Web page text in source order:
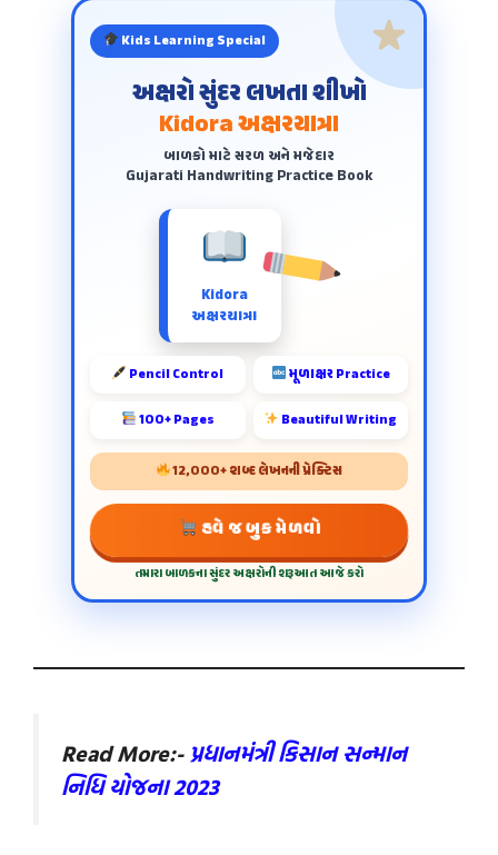
Kids Learning Special
અક્ષરો સુંદર લખતા શીખો
Kidora અક્ષરયાત્રા
બાળકો માટે સરળ અને મજેદાર
Gujarati Handwriting Practice Book
Kidora
અક્ષરયાત્રા
Pencil Control મૂળાક્ષર Practice
100+ Pages Beautiful Writing
12,000+ શબ્દ લેખનની પ્રેક્ટિસ
હવે જ બુક મેળવો
તમારા બાળકના સુંદર અક્ષરોની શરૂઆત આજે કરો
Read More:-પ્રધાનમંત્રી કિસાન સન્માન
નિધિ યોજના 2023